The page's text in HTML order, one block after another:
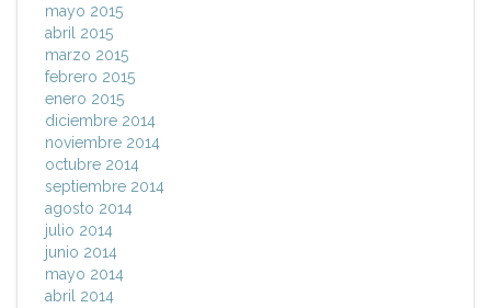
mayo 2015
abril 2015
marzo 2015
febrero 2015
enero 2015
diciembre 2014
noviembre 2014
octubre 2014
septiembre 2014
agosto 2014
julio 2014
junio 2014
mayo 2014
abril 2014